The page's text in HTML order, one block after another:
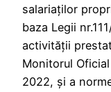
salariaţilor
baza Legii
activităţii
Monitorul
2022, și a